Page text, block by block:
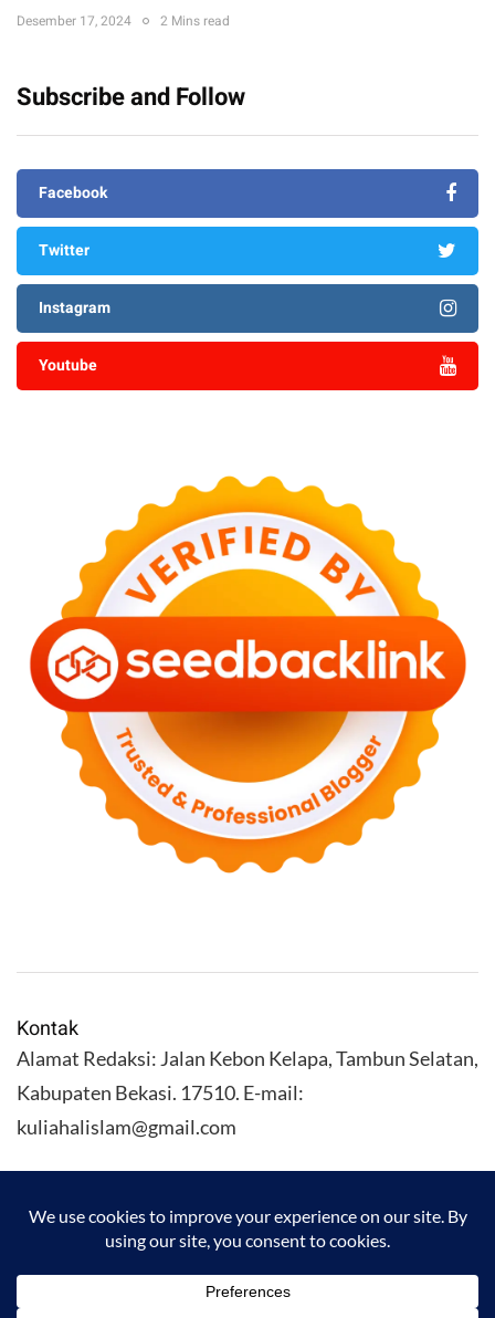
Desember 17, 2024 2 Mins read
Subscribe and Follow
Facebook
Twitter
Instagram
Youtube
Kontak
Alamat Redaksi: Jalan Kebon Kelapa, Tambun Selatan,
Kabupaten Bekasi. 17510. E-mail:
kuliahalislam@gmail.com
KULIAHALISLAM.COM Copyright (C) 2026